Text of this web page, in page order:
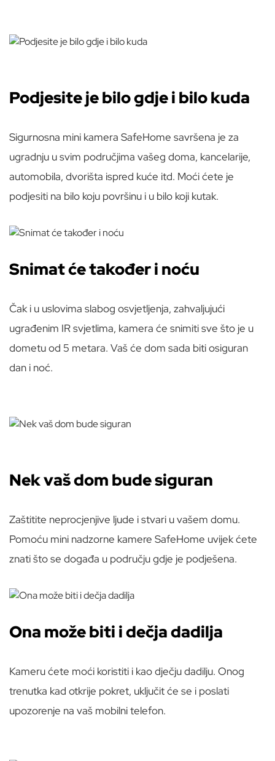
Podjesite je bilo gdje i bilo kuda
Sigurnosna mini kamera SafeHome savršena je za
ugradnju u svim područjima vašeg doma, kancelarije,
automobila, dvorišta ispred kuće itd. Moći ćete je
podjesiti na bilo koju površinu i u bilo koji kutak.
Snimat će također i noću
Čak i u uslovima slabog osvjetljenja, zahvaljujući
ugrađenim IR svjetlima, kamera će snimiti sve što je u
dometu od 5 metara. Vaš će dom sada biti osiguran
dan i noć.
Nek vaš dom bude siguran
Zaštitite neprocjenjive ljude i stvari u vašem domu.
Pomoću mini nadzorne kamere SafeHome uvijek ćete
znati što se događa u području gdje je podješena.
Ona može biti i dečja dadilja
Kameru ćete moći koristiti i kao dječju dadilju. Onog
trenutka kad otkrije pokret, uključit će se i poslati
upozorenje na vaš mobilni telefon.